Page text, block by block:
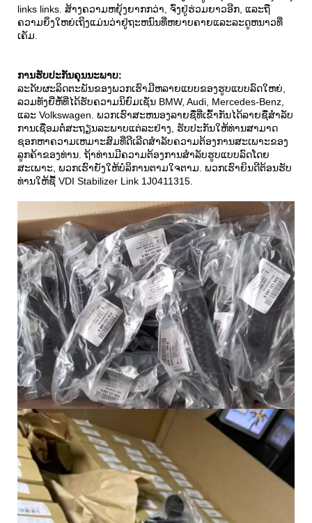
links links. ສ້າງຄວາມຫຍຸ້ງຍາກກວ່າ, ຈົ່ງຢູ່ຮ່ວມຍາວອີກ, ແລະຖື
ຄວາມຍິ່ງໃຫຍ່ເຖິງແມ່ນວ່າຢູ່ຖະຫນົນທີ່ຫຍາບຄາຍແລະລະດູຫນາວທີ່
ເຄັມ.
ການຮັບປະກັນຄຸນນະພາບ:
ລະດັບຜະລິດຕະພັນຂອງພວກເຮົາມີຫລາຍແບບຂອງຮູບແບບລົດໃຫຍ່,
ລວມທັງຍີ່ຫໍ້ທີ່ໄດ້ຮັບຄວາມນິຍົມເຊັ່ນ BMW, Audi, Mercedes-Benz,
ແລະ Volkswagen. ພວກເຮົາສະຫນອງລາຍຊື່ທີ່ເຂົ້າກັນໄດ້ລາຍຊື່ສໍາລັບ
ການເຊື່ອມຕໍ່ສະຖຽນລະພາບແຕ່ລະຢ່າງ, ຮັບປະກັນໃຫ້ທ່ານສາມາດ
ຊອກຫາຄວາມເຫມາະສົມທີ່ດີເລີດສໍາລັບຄວາມຕ້ອງການສະເພາະຂອງ
ລູກຄ້າຂອງທ່ານ. ຖ້າທ່ານມີຄວາມຕ້ອງການສໍາລັບຮູບແບບລົດໂດຍ
ສະເພາະ, ພວກເຮົາຍັງໃຫ້ບໍລິການຕາມໃຈຕາມ. ພວກເຮົາຍິນດີຕ້ອນຮັບ
ທ່ານໃຫ້ຊື້ VDI Stabilizer Link 1J0411315.